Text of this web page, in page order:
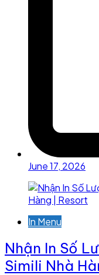
June 17, 2026
In Menu
Nhận In Số
Simili Nhà